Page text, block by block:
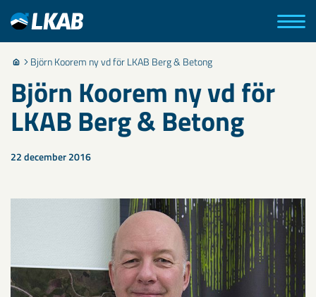
Björn Koorem ny vd för LKAB Berg & Betong
Björn Koorem ny vd för
LKAB Berg & Betong
22 december 2016